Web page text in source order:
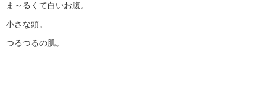
ま～るくて白いお腹。
小さな頭。
つるつるの肌。